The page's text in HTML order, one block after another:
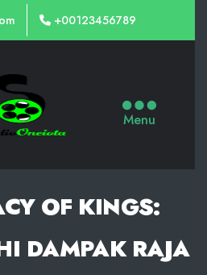
+00123456789
Gacor
PG
Soft,
Menu
OF KINGS:
DAMPAK RAJA